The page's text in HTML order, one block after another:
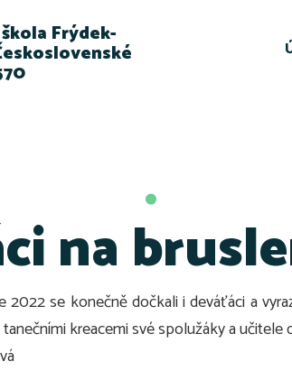
Frýdek-
na
2022 se konečně dočkali i deváťáci a
kreacemi své spolužáky a učitele